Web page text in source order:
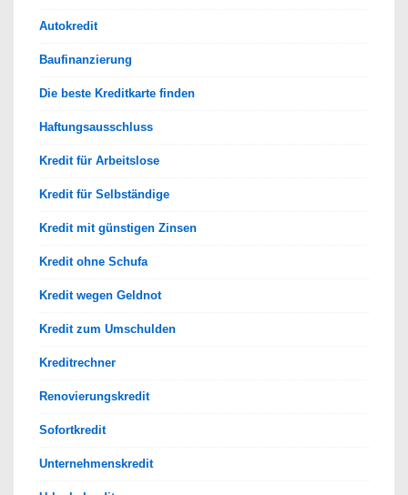
Autokredit
Baufinanzierung
Die beste Kreditkarte finden
Haftungsausschluss
Kredit für Arbeitslose
Kredit für Selbständige
Kredit mit günstigen Zinsen
Kredit ohne Schufa
Kredit wegen Geldnot
Kredit zum Umschulden
Kreditrechner
Renovierungskredit
Sofortkredit
Unternehmenskredit